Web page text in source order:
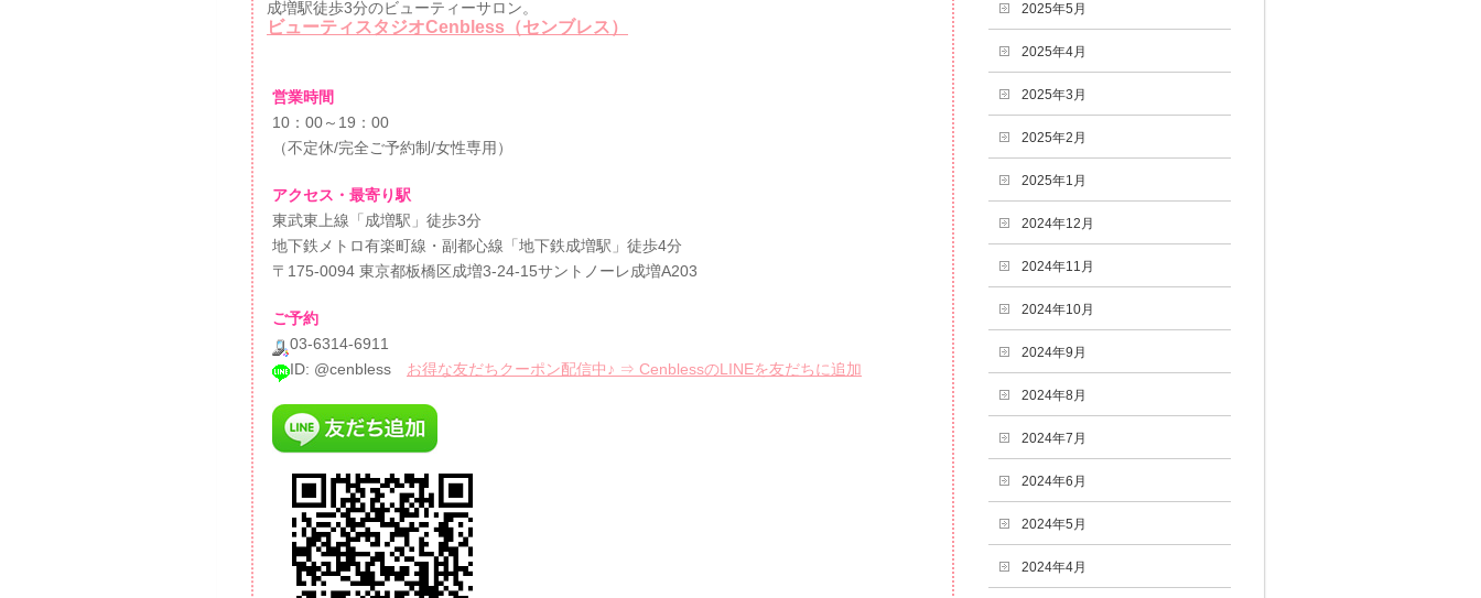
成増駅徒歩3分のビューティーサロン。
ビューティスタジオCenbless（センブレス）
営業時間
10：00～19：00
（不定休/完全ご予約制/女性専用）
アクセス・最寄り駅
東武東上線「成増駅」徒歩3分
地下鉄メトロ有楽町線・副都心線「地下鉄成増駅」徒歩4分
〒175-0094 東京都板橋区成増3-24-15サントノーレ成増A203
ご予約
03-6314-6911
ID: @cenbless お得な友だちクーポン配信中♪ ⇒ CenblessのLINEを友だちに追加
2025年5月
2025年4月
2025年3月
2025年2月
2025年1月
2024年12月
2024年11月
2024年10月
2024年9月
2024年8月
2024年7月
2024年6月
2024年5月
2024年4月